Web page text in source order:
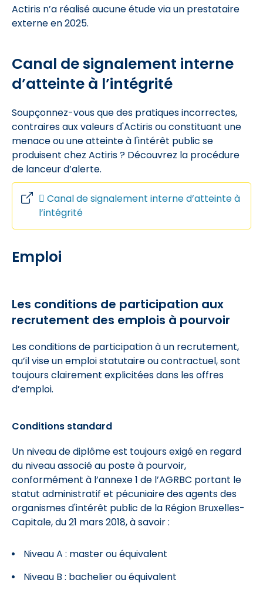
Actiris n’a réalisé aucune étude via un prestataire
externe en 2025.
Canal de signalement interne
d’atteinte à l’intégrité
Soupçonnez-vous que des pratiques incorrectes,
contraires aux valeurs d'Actiris ou constituant une
menace ou une atteinte à l'intérêt public se
produisent chez Actiris ? Découvrez la procédure
de lanceur d’alerte.
Canal de signalement interne d’atteinte à
l’intégrité
Emploi
Les conditions de participation aux
recrutement des emplois à pourvoir
Les conditions de participation à un recrutement,
qu’il vise un emploi statutaire ou contractuel, sont
toujours clairement explicitées dans les offres
d’emploi.
Conditions standard
Un niveau de diplôme est toujours exigé en regard
du niveau associé au poste à pourvoir,
conformément à l’annexe 1 de l’AGRBC portant le
statut administratif et pécuniaire des agents des
organismes d'intérêt public de la Région Bruxelles-
Capitale, du 21 mars 2018, à savoir :
Niveau A : master ou équivalent
Niveau B : bachelier ou équivalent